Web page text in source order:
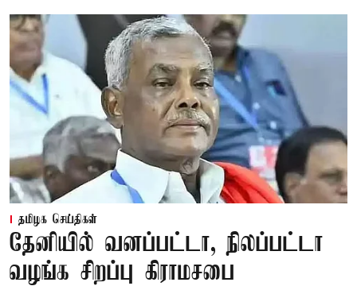
தமிழக செய்திகள்
தேனியில் வனப்பட்டா, நிலப்பட்டா
வழங்க சிறப்பு கிராமசபை